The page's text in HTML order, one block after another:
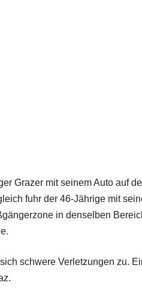
Grazer mit seinem Auto auf
fuhr der 46-Jährige mit
in denselben
schwere Verletzungen zu.